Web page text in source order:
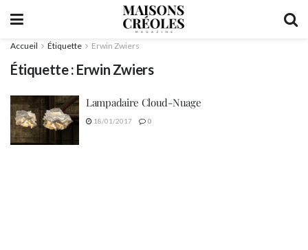
Accueil Étiquette Erwin Zwiers
Étiquette : Erwin Zwiers
Lampadaire Cloud-Nuage
18/01/2017 0